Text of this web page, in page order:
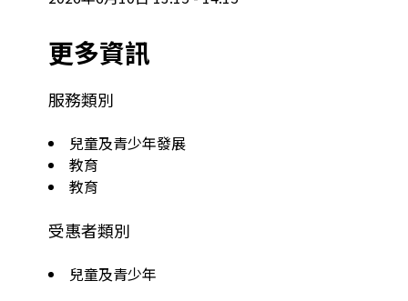
更多資訊
服務類別
兒童及青少年發展
教育
教育
受惠者類別
兒童及青少年